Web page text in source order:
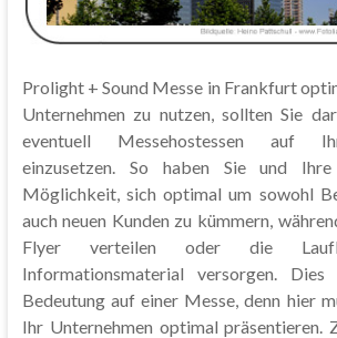
Prolight + Sound Messe in Frankfurt
Unternehmen zu nutzen, sollten Sie
eventuell Messehostessen auf
einzusetzen. So haben Sie und
Möglichkeit, sich optimal um sowohl
auch neuen Kunden zu kümmern,
Flyer verteilen oder die
Informationsmaterial versorgen.
Bedeutung auf einer Messe, denn hier
Ihr Unternehmen optimal präsentieren.